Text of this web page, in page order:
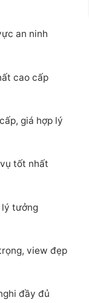
an ninh
cao cấp
giá hợp lý
tốt nhất
lý tưởng
view đẹp
đầy đủ